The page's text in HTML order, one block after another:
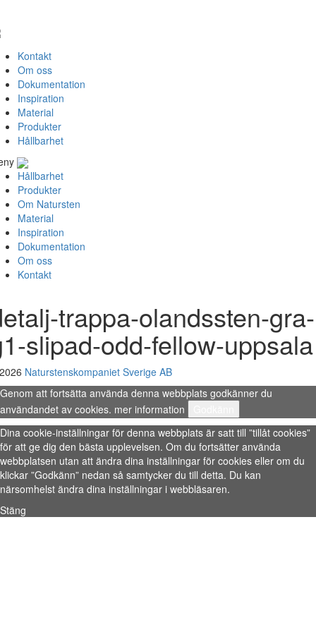
Kontakt
Om oss
Dokumentation
Inspiration
Material
Produkter
Hållbarhet
Hållbarhet
Produkter
Om Natursten
Material
Inspiration
Dokumentation
Om oss
Kontakt
trappa-olandssten-gra-
slipad-odd-fellow-uppsala
Naturstenskompaniet Sverige AB
Genom att fortsätta använda denna webbplats godkänner du
användandet av cookies. mer information
Dina cookie-inställningar för denna webbplats är satt till ”tillåt cookies”
för att ge dig den bästa upplevelsen. Om du fortsätter använda
webbplatsen utan att ändra dina inställningar för cookies eller om du
klickar ”Godkänn” nedan så samtycker du till detta. Du kan
närsomhelst ändra dina inställningar i webbläsaren.
Stäng